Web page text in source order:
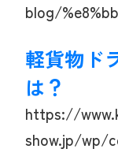
blog/
軽貨物ド
は？
https://
show.jp/wp/